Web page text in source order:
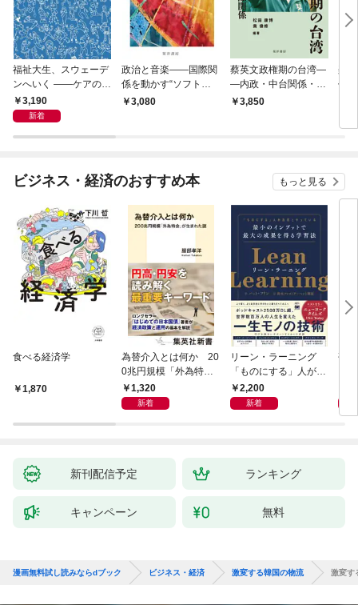
福祉大生、スウェーデ
ンへいく ――ケアのそ
の先へ――15人が見た
民主主義の景色――
3,190
新着
政治と音楽――国際関
係を動かす“ソフトパ
ワー”
3,080
蔡英文政権期の台湾―
―内政・中台関係・国
際関係――
3,850
楽
代
ビジネス・経済のおすすめ本 もっと見る
食べる経済学
1,870
為替介入とは何か 20
0兆円規模「外為特
会」が生まれた謎
1,320
新着
リーン・ラーニング
「ものにする」人が自
然とやっている 最小の
インプットで最大の成
2,200
新着
研
新刊配信予定 ランキング
キャンペーン 無料
漫画無料試し読みならdブック ビジネス・経済 激変する韓国の物流 激変す